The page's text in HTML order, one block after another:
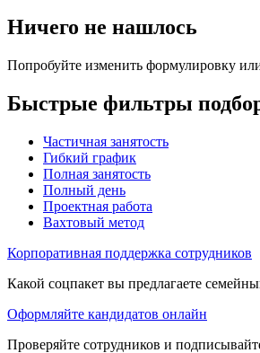
Ничего не нашлось
Попробуйте изменить формулировку
Быстрые фильтры
Частичная занятость
Гибкий график
Полная занятость
Полный день
Проектная работа
Вахтовый метод
Корпоративная поддержка сотрудников
Какой соцпакет вы предлагаете
Оформляйте кандидатов онлайн
Проверяйте сотрудников и